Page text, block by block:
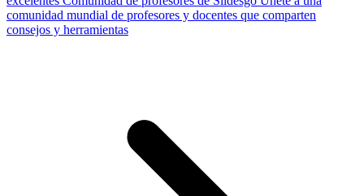
comunidad mundial de profesores y docentes que comparten
consejos y herramientas